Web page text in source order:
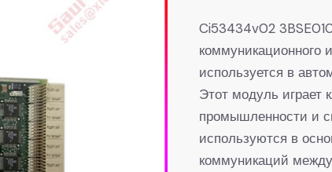
Ci53434v02
коммуникационного
используется в
Этот модуль играет
промышленности и
используются в
коммуникаций